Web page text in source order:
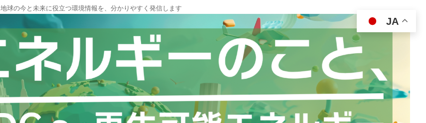
地球の今と未来に役立つ環境情報を、分かりやすく発信します
JA